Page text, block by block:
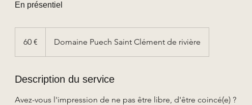
En présentiel
60 € Domaine Puech Saint Clément de rivière
Description du service
Avez-vous l'impression de ne pas être libre, d'être coincé(e) ?